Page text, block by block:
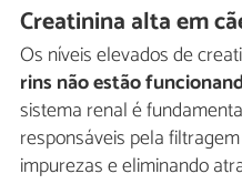
Creatinina alta em
Os níveis elevados de
rins não estão
sistema renal é
responsáveis pela
impurezas e eliminando